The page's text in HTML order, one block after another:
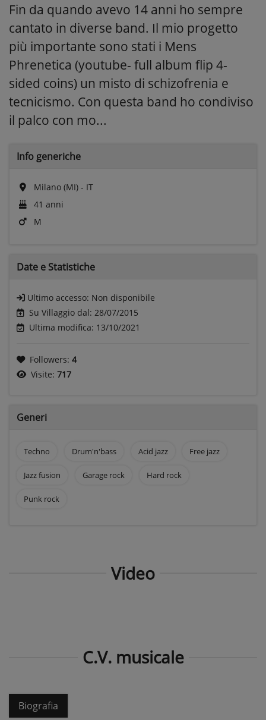
Fin da quando avevo 14 anni ho sempre
cantato in diverse band. Il mio progetto
più importante sono stati i Mens
Phrenetica (youtube- full album flip 4-
sided coins) un misto di schizofrenia e
tecnicismo. Con questa band ho condiviso
il palco con mo...
Info generiche
Milano (MI) - IT
41 anni
M
Date e Statistiche
Ultimo accesso: Non disponibile
Su Villaggio dal: 28/07/2015
Ultima modifica: 13/10/2021
Followers: 4
Visite: 717
Generi
Techno Drum'n'bass Acid jazz Free jazz
Jazz fusion Garage rock Hard rock
Punk rock
Video
C.V. musicale
Biografia